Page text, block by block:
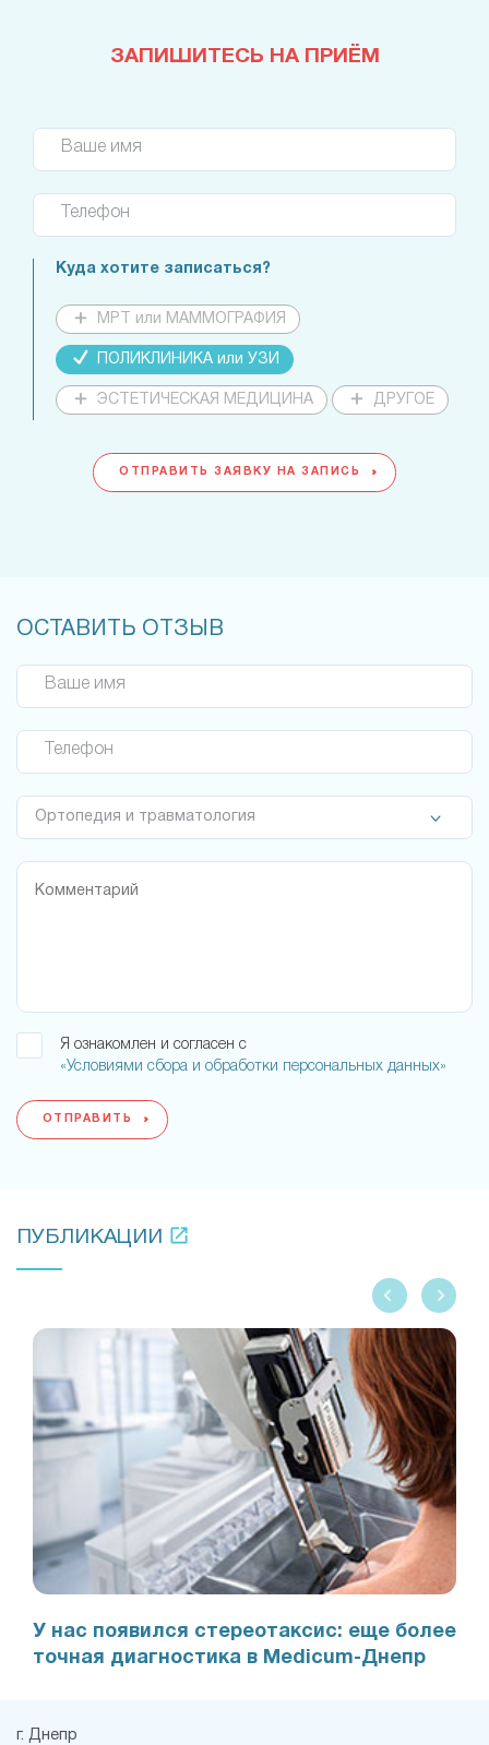
ЗАПИШИТЕСЬ НА ПРИЁМ
Ваше имя
Телефон
Куда хотите записаться?
МРТ или МАММОГРАФИЯ
ПОЛИКЛИНИКА или УЗИ
ЭСТЕТИЧЕСКАЯ МЕДИЦИНА ДРУГОЕ
ОТПРАВИТЬ ЗАЯВКУ НА ЗАПИСЬ
ОСТАВИТЬ ОТЗЫВ
Ваше имя
Телефон
Я ознакомлен и согласен с
«Условиями сбора и обработки персональных данных»
ОТПРАВИТЬ
ПУБЛИКАЦИИ
У нас появился стереотаксис: еще более
точная диагностика в Medicum-Днепр
г. Днепр